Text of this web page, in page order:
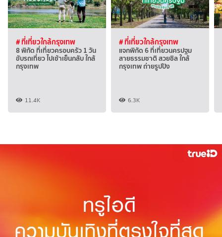
# ที่เที่ยวใกล้กรุงเทพ
8 พิกัด ที่เที่ยวครอบครัว 1 วัน
ขับรถเที่ยว ไปเช้าเย็นกลับ ใกล้
กรุงเทพ
11.4K
# ที่เที่ยวใกล้กรุงเทพ
แจกพิกัด 6 ที่เที่ยวนครปฐม
สายธรรมชาติ สวยชิล ใกล้
กรุงเทพ ถ่ายรูปปัง
6.3K